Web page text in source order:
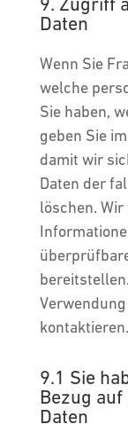
9. Zugriff
Daten
Wenn Sie
welche
Sie haben,
geben Sie
damit wir
Daten der
löschen.
kontaktieren.
9.1 Sie
Bezug
Daten